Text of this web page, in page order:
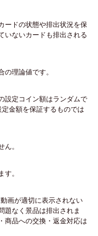
ードの状態や排出状況を保
いないカードも排出される
理論値です。
設定コイン額はランダムで
金額を保証するものでは
。
。
画が適切に表示されない
題なく景品は排出されま
商品への交換・返金対応は